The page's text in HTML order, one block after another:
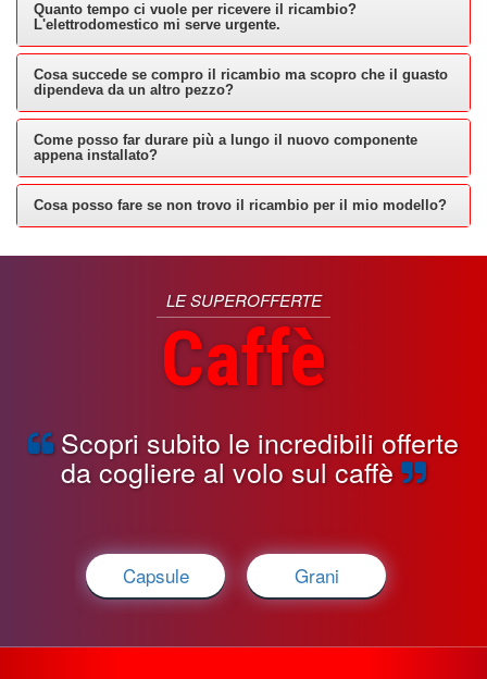
Quanto tempo ci vuole per ricevere il ricambio?
L'elettrodomestico mi serve urgente.
Cosa succede se compro il ricambio ma scopro che il guasto
dipendeva da un altro pezzo?
Come posso far durare più a lungo il nuovo componente
appena installato?
Cosa posso fare se non trovo il ricambio per il mio modello?
LE SUPEROFFERTE
Caffè
Scopri subito le incredibili offerte
da cogliere al volo sul caffè
Capsule Grani